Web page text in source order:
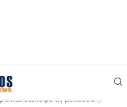
σκηνικό στο Ακασούσο–
και διέκοψε τη μετάδοση!